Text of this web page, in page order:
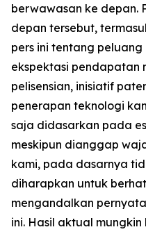
berwawasan ke depan.
depan tersebut,
pers ini tentang
ekspektasi pendapatan
pelisensian, inisiatif
penerapan teknologi
saja didasarkan pada
meskipun dianggap
kami, pada dasarnya
diharapkan untuk
mengandalkan
ini. Hasil aktual